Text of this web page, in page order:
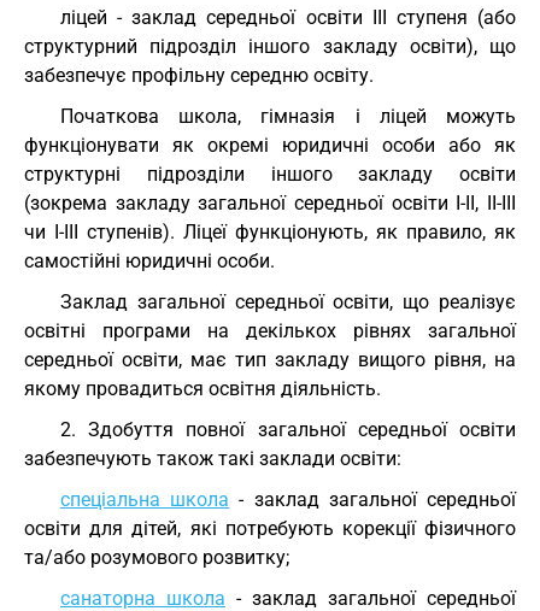
ліцей - заклад середньої освіти III ступеня (або
структурний підрозділ іншого закладу освіти), що
забезпечує профільну середню освіту.
Початкова школа, гімназія і ліцей можуть
функціонувати як окремі юридичні особи або як
структурні підрозділи іншого закладу освіти
(зокрема закладу загальної середньої освіти I-II, II-III
чи I-III ступенів). Ліцеї функціонують, як правило, як
самостійні юридичні особи.
Заклад загальної середньої освіти, що реалізує
освітні програми на декількох рівнях загальної
середньої освіти, має тип закладу вищого рівня, на
якому провадиться освітня діяльність.
2. Здобуття повної загальної середньої освіти
забезпечують також такі заклади освіти:
спеціальна школа - заклад загальної середньої
освіти для дітей, які потребують корекції фізичного
та/або розумового розвитку;
санаторна школа - заклад загальної середньої